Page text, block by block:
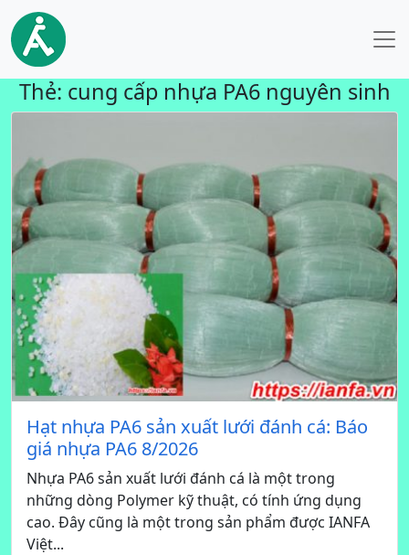
Thẻ: cung cấp nhựa PA6 nguyên sinh
Hạt nhựa PA6 sản xuất lưới đánh cá: Báo
giá nhựa PA6 8/2026
Nhựa PA6 sản xuất lưới đánh cá là một trong
những dòng Polymer kỹ thuật, có tính ứng dụng
cao. Đây cũng là một trong sản phẩm được IANFA
Việt...